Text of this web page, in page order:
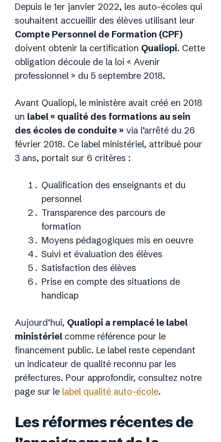
Depuis le 1er janvier 2022, les auto-écoles qui
souhaitent accueillir des élèves utilisant leur
Compte Personnel de Formation (CPF)
doivent obtenir la certification Qualiopi. Cette
obligation découle de la loi « Avenir
professionnel » du 5 septembre 2018.
Avant Qualiopi, le ministère avait créé en 2018
un label « qualité des formations au sein
des écoles de conduite » via l’arrêté du 26
février 2018. Ce label ministériel, attribué pour
3 ans, portait sur 6 critères :
Qualification des enseignants et du
personnel
Transparence des parcours de
formation
Moyens pédagogiques mis en oeuvre
Suivi et évaluation des élèves
Satisfaction des élèves
Prise en compte des situations de
handicap
Aujourd’hui, Qualiopi a remplacé le label
ministériel comme référence pour le
financement public. Le label reste cependant
un indicateur de qualité reconnu par les
préfectures. Pour approfondir, consultez notre
page sur le label qualité auto-école.
Les réformes récentes de